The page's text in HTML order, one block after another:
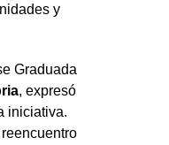
y
Graduada
, expresó
iniciativa.